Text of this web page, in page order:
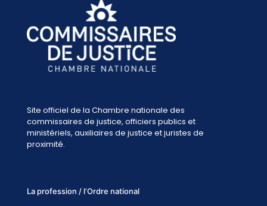
Site officiel de la Chambre nationale des
commissaires de justice, officiers publics et
ministériels, auxiliaires de justice et juristes de
proximité.
La profession / l’Ordre national